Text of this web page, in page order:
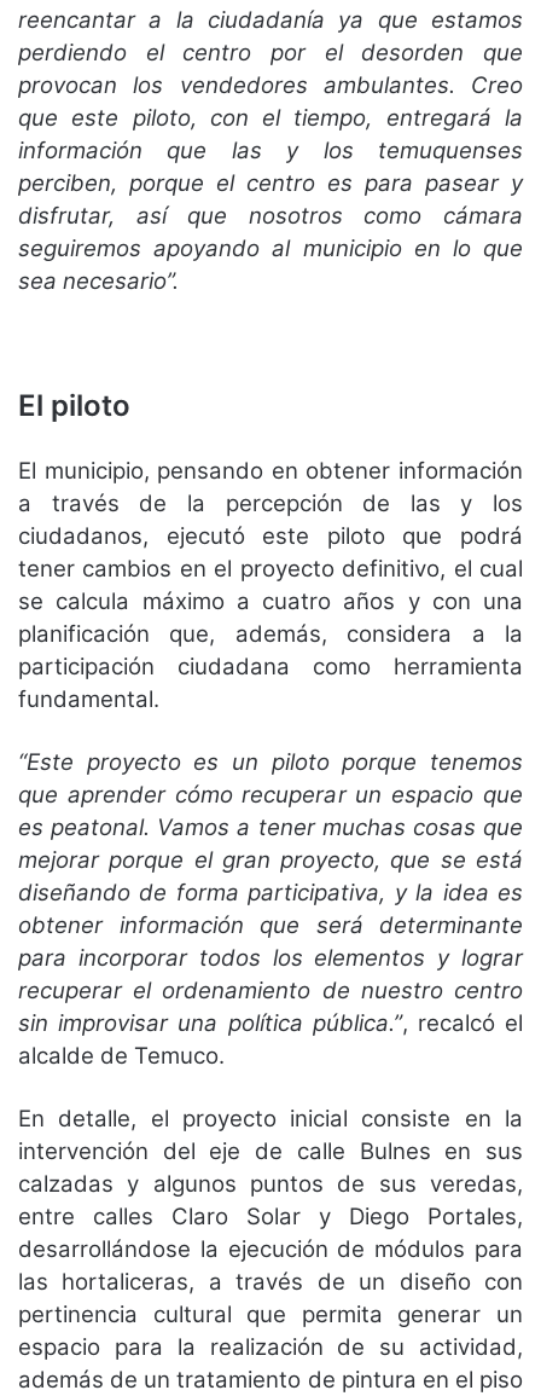
reencantar a la ciudadanía ya que estamos
perdiendo el centro por el desorden que
provocan los vendedores ambulantes. Creo
que este piloto, con el tiempo, entregará la
información que las y los temuquenses
perciben, porque el centro es para pasear y
disfrutar, así que nosotros como cámara
seguiremos apoyando al municipio en lo que
sea necesario”.
El piloto
El municipio, pensando en obtener información
a través de la percepción de las y los
ciudadanos, ejecutó este piloto que podrá
tener cambios en el proyecto definitivo, el cual
se calcula máximo a cuatro años y con una
planificación que, además, considera a la
participación ciudadana como herramienta
fundamental.
“Este proyecto es un piloto porque tenemos
que aprender cómo recuperar un espacio que
es peatonal. Vamos a tener muchas cosas que
mejorar porque el gran proyecto, que se está
diseñando de forma participativa, y la idea es
obtener información que será determinante
para incorporar todos los elementos y lograr
recuperar el ordenamiento de nuestro centro
sin improvisar una política pública.”, recalcó el
alcalde de Temuco.
En detalle, el proyecto inicial consiste en la
intervención del eje de calle Bulnes en sus
calzadas y algunos puntos de sus veredas,
entre calles Claro Solar y Diego Portales,
desarrollándose la ejecución de módulos para
las hortaliceras, a través de un diseño con
pertinencia cultural que permita generar un
espacio para la realización de su actividad,
además de un tratamiento de pintura en el piso